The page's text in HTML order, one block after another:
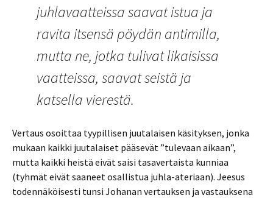
juhlavaatteissa saavat istua ja
ravita itsensä pöydän antimilla,
mutta ne, jotka tulivat likaisissa
vaatteissa, saavat seistä ja
katsella vierestä.
Vertaus osoittaa tyypillisen juutalaisen käsityksen, jonka
mukaan kaikki juutalaiset pääsevät ”tulevaan aikaan”,
mutta kaikki heistä eivät saisi tasavertaista kunniaa
(tyhmät eivät saaneet osallistua juhla-ateriaan). Jeesus
todennäköisesti tunsi Johanan vertauksen ja vastauksena